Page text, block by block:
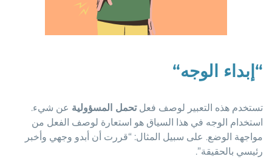
“إبداء الوجه“
تستخدم هذه التعبير لوصف فعل تحمل المسؤوليةعن شيء.
استخدام الوجه في هذا السياق هو استعارة لوصف الفعل من
مواجهة الوضع. على سبيل المثال: “قررت أن أبدو وجهي وأخبر
رئيسي بالحقيقة”.